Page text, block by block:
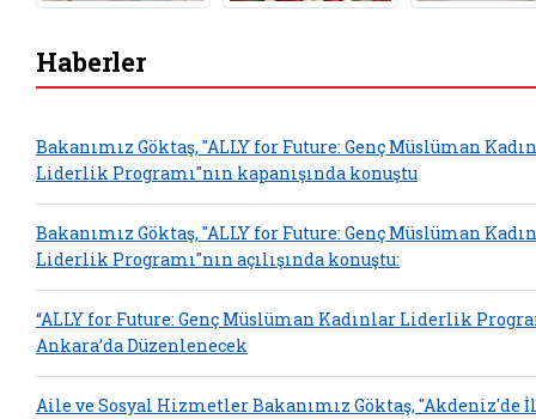
Haberler
Bakanımız Göktaş, "ALLY for Future: Genç Müslüman
Liderlik Programı"nın kapanışında konuştu
Bakanımız Göktaş, "ALLY for Future: Genç Müslüman
Liderlik Programı"nın açılışında konuştu:
“ALLY for Future: Genç Müslüman Kadınlar Liderlik
Ankara’da Düzenlenecek
Aile ve Sosyal Hizmetler Bakanımız Göktaş, "Akdeniz'de